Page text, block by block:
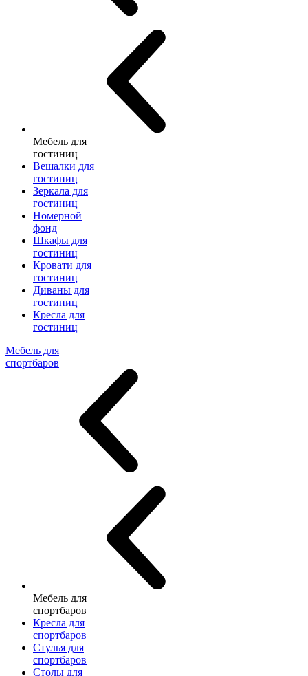
Мебель для
гостиниц
Вешалки для
гостиниц
Зеркала для
гостиниц
Номерной
фонд
Шкафы для
гостиниц
Кровати для
гостиниц
Диваны для
гостиниц
Кресла для
гостиниц
Мебель для
спортбаров
Мебель для
спортбаров
Кресла для
спортбаров
Стулья для
спортбаров
Столы для